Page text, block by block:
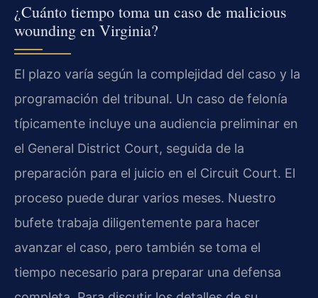
¿Cuánto tiempo toma un caso de malicious
wounding en Virginia?
El plazo varía según la complejidad del caso y la
programación del tribunal. Un caso de felonía
típicamente incluye una audiencia preliminar en
el General District Court, seguida de la
preparación para el juicio en el Circuit Court. El
proceso puede durar varios meses. Nuestro
bufete trabaja diligentemente para hacer
avanzar el caso, pero también se toma el
tiempo necesario para preparar una defensa